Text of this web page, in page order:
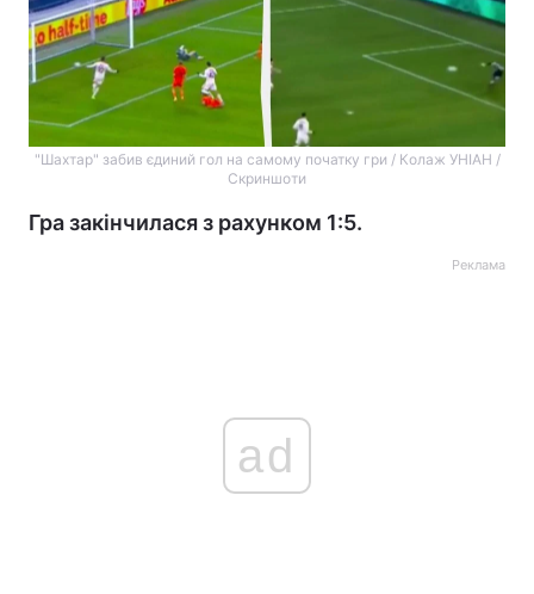
"Шахтар" забив єдиний гол на самому початку гри / Колаж УНІАН /
Скриншоти
Гра закінчилася з рахунком 1:5.
Реклама
ad